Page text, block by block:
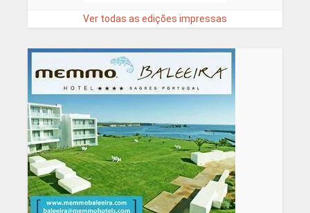
Ver todas as edições impressas